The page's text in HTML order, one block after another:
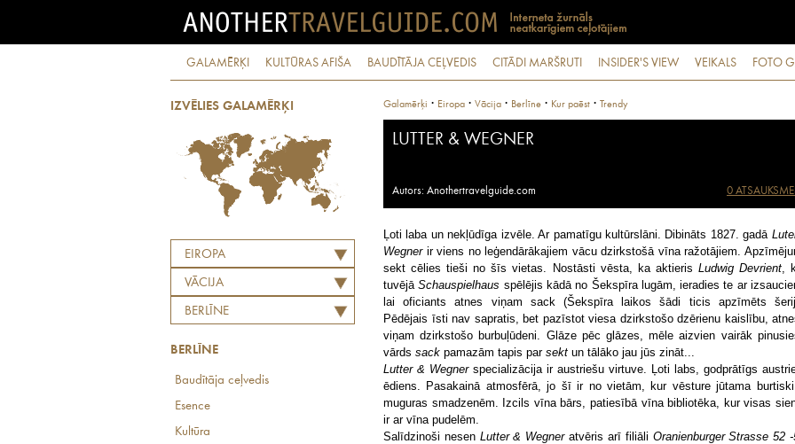
GALAMĒRĶI KULTŪRAS AFIŠA BAUDĪTĀJA CEĻVEDIS CITĀDI MARŠRUTI INSIDER'S VIEW VEIKALS FOTO
IZVĒLIES GALAMĒRĶI
EIROPA
VĀCIJA
BERLĪNE
BERLĪNE
Baudītāja ceļvedis
Esence
Kultūra
Galamērķi · Eiropa · Vācija · Berlīne · Kur paēst · Trendy
LUTTER & WEGNER
Autors: Anothertravelguide.com 0
Ļoti laba un nekļūdīga izvēle. Ar pamatīgu kultūrslāni. Dibināts 1827. gadā
Wegnerir viens no leģendārākajiem vācu dzirkstošā vīna ražotājiem.
sekt cēlies tieši no šīs vietas. Nostāsti vēsta, ka aktieris Ludwig Devrient,
tuvējāSchauspielhaus spēlējis kādā no Šekspīra lugām, ieradies te ar
lai oficiants atnes viņam sack (Šekspīra laikos šādi ticis apzīmēts
Pēdējais īsti nav sapratis, bet pazīstot viesa dzirkstošo dzērienu kaislību,
viņam dzirkstošo burbuļūdeni. Glāze pēc glāzes, mēle aizvien vairāk
vārds sack pamazām tapis par sekt un tālāko jau jūs zināt...
Lutter & Wegnerspecializācija ir austriešu virtuve. Ļoti labs, godprātīgs
ēdiens. Pasakainā atmosfērā, jo šī ir no vietām, kur vēsture jūtama
muguras smadzenēm. Izcils vīna bārs, patiesībā vīna bibliotēka, kur visas
ir ar vīna pudelēm.
Salīdzinoši nesen Lutter & Wegneratvēris arī filiāli Oranienburger Strasse 52 -